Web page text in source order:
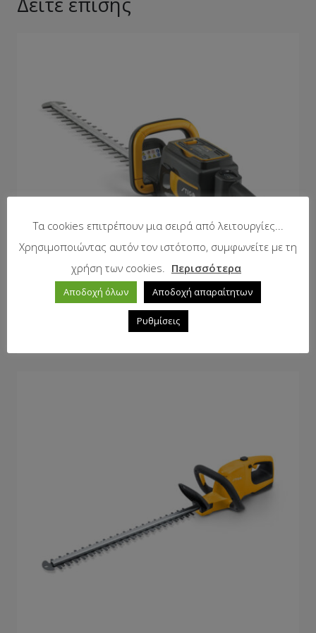
Κλαδευτικό μπορντούρας μπαταρίας STIGA HT
Τα cookies επιτρέπουν μια σειρά από λειτουργίες...
Χρησιμοποιώντας αυτόν τον ιστότοπο, συμφωνείτε με τη
χρήση των cookies.
Περισσότερα
Αποδοχή όλων Αποδοχή απαραίτητων
Ρυθμίσεις